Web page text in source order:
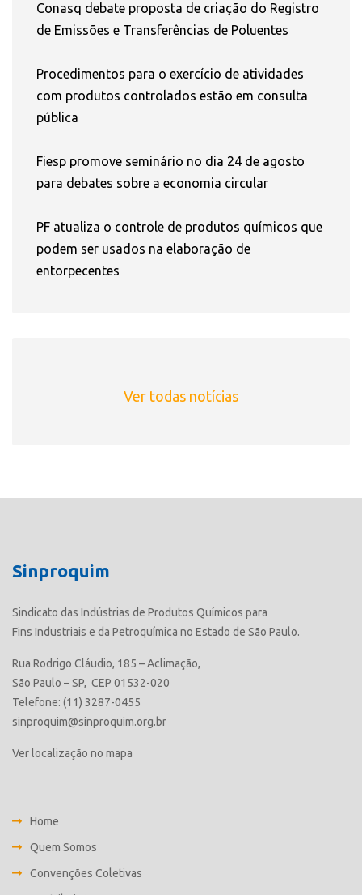
Conasq debate proposta de criação do Registro
de Emissões e Transferências de Poluentes
Procedimentos para o exercício de atividades
com produtos controlados estão em consulta
pública
Fiesp promove seminário no dia 24 de agosto
para debates sobre a economia circular
PF atualiza o controle de produtos químicos que
podem ser usados na elaboração de
entorpecentes
Ver todas notícias
Sinproquim
Sindicato das Indústrias de Produtos Químicos para
Fins Industriais e da Petroquímica no Estado de São Paulo.
Rua Rodrigo Cláudio, 185 – Aclimação,
São Paulo – SP, CEP 01532-020
Telefone: (11) 3287-0455
sinproquim@sinproquim.org.br
Ver localização no mapa
Home
Quem Somos
Convenções Coletivas